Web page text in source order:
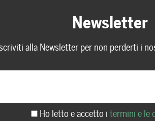
Newsletter
alla Newsletter per non perderti i
Ho letto e accetto i termini e le